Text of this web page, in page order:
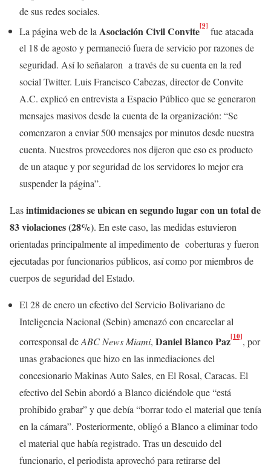
de sus redes sociales.
La página web de la Asociación Civil Convite[9] fue atacada
el 18 de agosto y permaneció fuera de servicio por razones de
seguridad. Así lo señalaron a través de su cuenta en la red
social Twitter. Luis Francisco Cabezas, director de Convite
A.C. explicó en entrevista a Espacio Público que se generaron
mensajes masivos desde la cuenta de la organización: “Se
comenzaron a enviar 500 mensajes por minutos desde nuestra
cuenta. Nuestros proveedores nos dijeron que eso es producto
de un ataque y por seguridad de los servidores lo mejor era
suspender la página”.
Lasintimidaciones se ubican en segundo lugar con un total de
83 violaciones (28%). En este caso, las medidas estuvieron
orientadas principalmente al impedimento de coberturas y fueron
ejecutadas por funcionarios públicos, así como por miembros de
cuerpos de seguridad del Estado.
El 28 de enero un efectivo del Servicio Bolivariano de
Inteligencia Nacional (Sebin) amenazó con encarcelar al
corresponsal deABC News Miami, Daniel Blanco Paz[10], por
unas grabaciones que hizo en las inmediaciones del
concesionario Makinas Auto Sales, en El Rosal, Caracas. El
efectivo del Sebin abordó a Blanco diciéndole que “está
prohibido grabar” y que debía “borrar todo el material que tenía
en la cámara”. Posteriormente, obligó a Blanco a eliminar todo
el material que había registrado. Tras un descuido del
funcionario, el periodista aprovechó para retirarse del